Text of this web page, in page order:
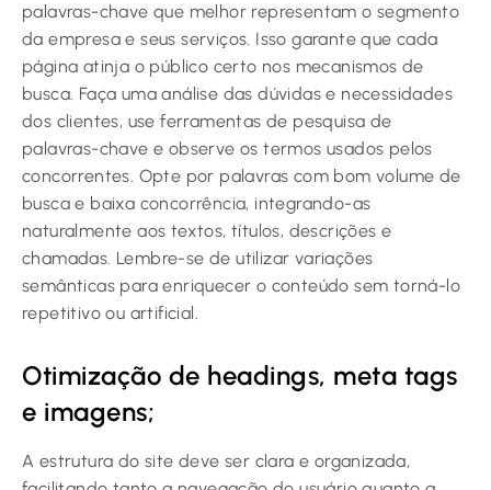
palavras-chave que melhor representam o segmento
da empresa e seus serviços. Isso garante que cada
página atinja o público certo nos mecanismos de
busca. Faça uma análise das dúvidas e necessidades
dos clientes, use ferramentas de pesquisa de
palavras-chave e observe os termos usados pelos
concorrentes. Opte por palavras com bom volume de
busca e baixa concorrência, integrando-as
naturalmente aos textos, títulos, descrições e
chamadas. Lembre-se de utilizar variações
semânticas para enriquecer o conteúdo sem torná-lo
repetitivo ou artificial.
Otimização de headings, meta tags
e imagens;
A estrutura do site deve ser clara e organizada,